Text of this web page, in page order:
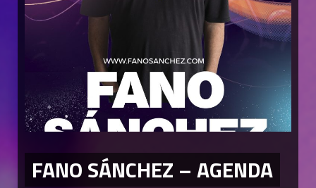
FANO SÁNCHEZ – AGENDA